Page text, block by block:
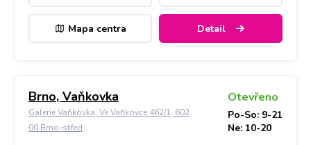
Mapa centra Detail
Brno, Vaňkovka
Galerie Vaňkovka, Ve Vaňkovce 462/1, 602
00 Brno-střed
Otevřeno
Po-So: 9-21
Ne: 10-20